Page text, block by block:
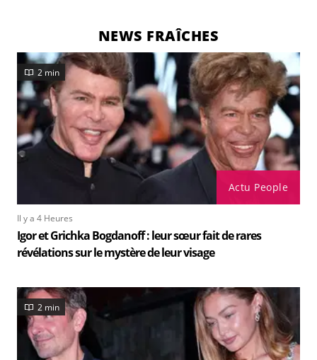
NEWS FRAÎCHES
Actu People
2 min
Il y a 4 Heures
Igor et Grichka Bogdanoff : leur sœur fait de rares
révélations sur le mystère de leur visage
2 min